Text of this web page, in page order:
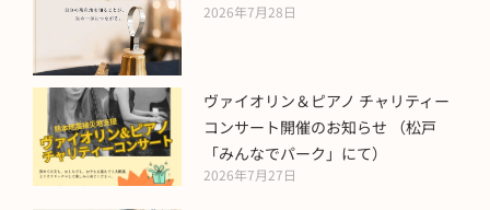
2026年7月28日
ヴァイオリン＆ピアノ チャリティー
コンサート開催のお知らせ （松戸
「みんなでパーク」にて）
2026年7月27日